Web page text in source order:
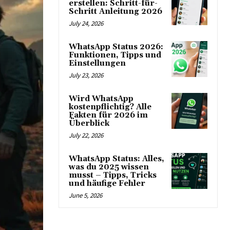
erstellen: Schritt-für-
Schritt Anleitung 2026
July 24, 2026
WhatsApp Status 2026:
Funktionen, Tipps und
Einstellungen
July 23, 2026
Wird WhatsApp
kostenpflichtig? Alle
Fakten für 2026 im
Überblick
July 22, 2026
WhatsApp Status: Alles,
was du 2025 wissen
musst – Tipps, Tricks
und häufige Fehler
June 5, 2026